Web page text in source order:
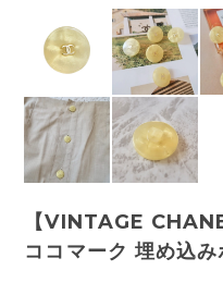
【VINTAGE
ココマーク 埋め込